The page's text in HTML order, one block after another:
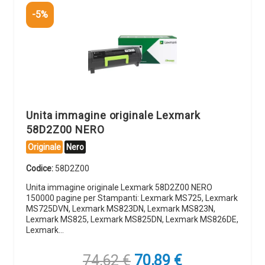
-5%
Unita immagine originale Lexmark
58D2Z00 NERO
Originale Nero
Codice: 58D2Z00
Unita immagine originale Lexmark 58D2Z00 NERO
150000 pagine per Stampanti: Lexmark MS725, Lexmark
MS725DVN, Lexmark MS823DN, Lexmark MS823N,
Lexmark MS825, Lexmark MS825DN, Lexmark MS826DE,
Lexmark…
74,62€ Il
70,89 €Il